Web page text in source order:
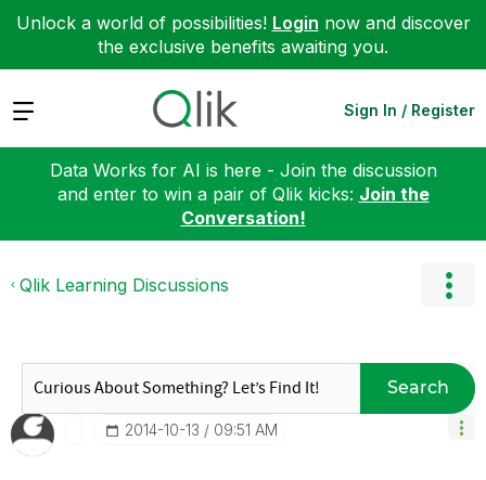
Unlock a world of possibilities! Login now and discover
the exclusive benefits awaiting you.
Expand Sign In / Register
Data Works for AI is here - Join the discussion
and enter to win a pair of Qlik kicks: Join the
Conversation!
Qlik Learning Discussions
Search
‎2014-10-13 09:51 AM